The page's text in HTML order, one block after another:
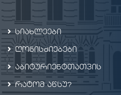
სიახლეები
ღონისძიებები
აბიტურიენტთათვის
რატომ აწსუ?